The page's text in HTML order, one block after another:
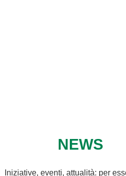
NEWS
Iniziative, eventi, attualità: per